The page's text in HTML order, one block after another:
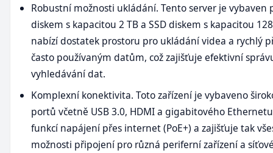
Robustní možnosti ukládání. Tento server je vybaven
diskem s kapacitou 2 TB a SSD diskem s kapacitou
nabízí dostatek prostoru pro ukládání videa a rychlý
často používaným datům, což zajišťuje efektivní
vyhledávání dat.
Komplexní konektivita. Toto zařízení je vybaveno
portů včetně USB 3.0, HDMI a gigabitového
funkcí napájení přes internet (PoE+) a zajišťuje tak
možnosti připojení pro různá periferní zařízení a